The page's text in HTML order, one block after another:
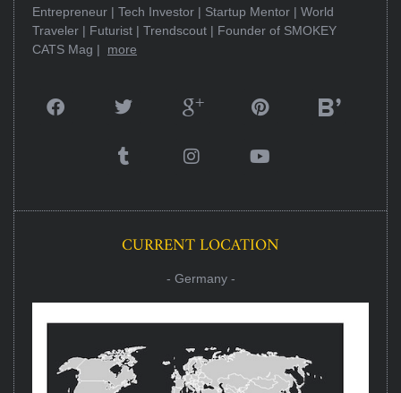
Entrepreneur | Tech Investor | Startup Mentor | World
Traveler | Futurist | Trendscout | Founder of SMOKEY
CATS Mag | more
CURRENT LOCATION
- Germany -